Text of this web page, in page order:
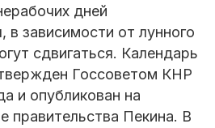
дней
в зависимости от лунного
сдвигаться. Календарь
Госсоветом КНР
и опубликован на
правительства Пекина. В